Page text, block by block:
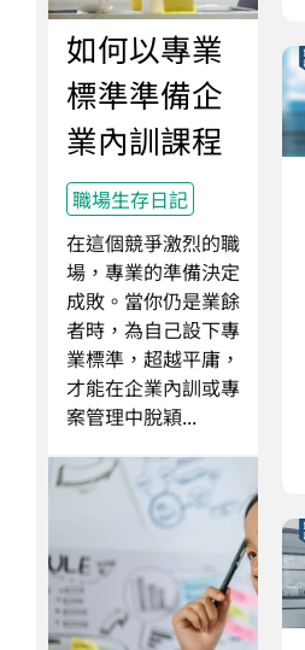
如何以專業
標準準備企
業內訓課程
職場生存日記
在這個競爭激烈的職
場，專業的準備決定
成敗。當你仍是業餘
者時，為自己設下專
業標準，超越平庸，
才能在企業內訓或專
案管理中脫穎...